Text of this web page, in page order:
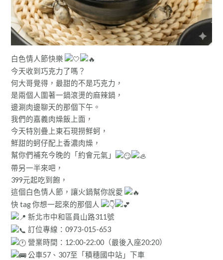
白色情人節快樂
今天收到巧克力了嗎？
何大哥覺得，最甜的不是巧克力，
是兩個人圍著一鍋滾燙的麻辣鍋，
邊涮肉邊聊天的那個下午。
我們的嘉義肉燥飯上面，
今天特別疊上東石現撈鮮蚵，
鮮甜的蚵仔配上香濃肉燥，
幫你們補充今晚的「約會元氣」
帶另一半來吧，
399元起吃到飽，
這個白色情人節，讓火鍋幫你說愛
快 tag 你想一起來的那個人
新北市中和區員山路311號
訂位專線：0973-015-653
營業時間：12:00-22:00（最後入座20:20）
公車57、307至「積穗國中站」下車